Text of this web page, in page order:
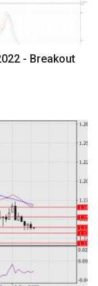
- Breakout